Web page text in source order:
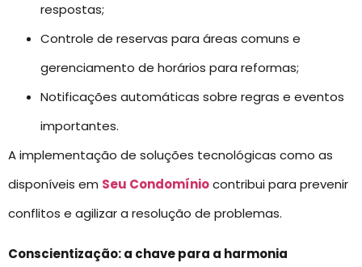
respostas;
Controle de reservas para áreas comuns e
gerenciamento de horários para reformas;
Notificações automáticas sobre regras e eventos
importantes.
A implementação de soluções tecnológicas como as
disponíveis em Seu Condomíniocontribui para prevenir
conflitos e agilizar a resolução de problemas.
Conscientização: a chave para a harmonia